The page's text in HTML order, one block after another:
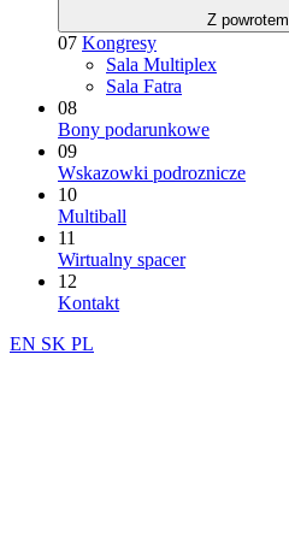
Z powrotem
07 Kongresy
Sala Multiplex
Sala Fatra
08
Bony podarunkowe
09
Wskazowki podroznicze
10
Multiball
11
Wirtualny spacer
12
Kontakt
EN SK PL